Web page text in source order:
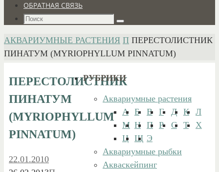
ОБРАТНАЯ СВЯЗЬ
Что
Поиск
ГЛАВНАЯ
АКВАРИУМНЫЕ РАСТЕНИЯ П ПЕРЕСТОЛИСТНИК
ПИНАТУМ (MYRIOPHYLLUM PINNATUM)
ПЕРЕСТОЛИСТНИК
ПИНАТУМ
(MYRIOPHYLLUM
PINNATUM)
22.01.2010
РУБРИКИ
Аквариумные растения
А Б В Г Д К
Л
М Н П Р С Т
Х
Ц Щ Э
Аквариумные рыбки
Акваскейпинг